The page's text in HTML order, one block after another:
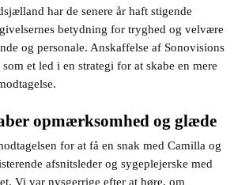
har de senere år haft stigende
betydning for tryghed og velvære
og personale. Anskaffelse af Sonovisions
et led i en strategi for at skabe en mere
opmærksomhed og glæde
for at få en snak med Camilla og
afsnitsleder og sygeplejerske med
Vi var nysgerrige efter at høre, om